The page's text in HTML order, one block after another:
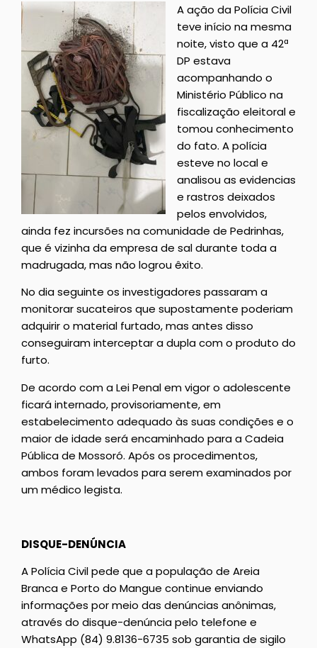
A ação da Polícia Civil
teve início na mesma
noite, visto que a 42ª
DP estava
acompanhando o
Ministério Público na
fiscalização eleitoral e
tomou conhecimento
do fato. A polícia
esteve no local e
analisou as evidencias
e rastros deixados
pelos envolvidos,
ainda fez incursões na comunidade de Pedrinhas,
que é vizinha da empresa de sal durante toda a
madrugada, mas não logrou êxito.
No dia seguinte os investigadores passaram a
monitorar sucateiros que supostamente poderiam
adquirir o material furtado, mas antes disso
conseguiram interceptar a dupla com o produto do
furto.
De acordo com a Lei Penal em vigor o adolescente
ficará internado, provisoriamente, em
estabelecimento adequado às suas condições e o
maior de idade será encaminhado para a Cadeia
Pública de Mossoró. Após os procedimentos,
ambos foram levados para serem examinados por
um médico legista.
DISQUE-DENÚNCIA
A Polícia Civil pede que a população de Areia
Branca e Porto do Mangue continue enviando
informações por meio das denúncias anônimas,
através do disque-denúncia pelo telefone e
WhatsApp (84) 9.8136-6735 sob garantia de sigilo